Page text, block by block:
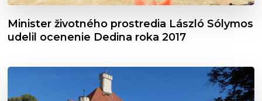
Minister životného prostredia László Sólymos
udelil ocenenie Dedina roka 2017